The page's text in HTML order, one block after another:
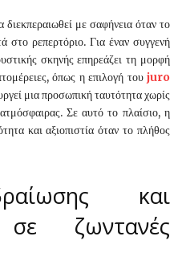
με σαφήνεια όταν το
στο ρεπερτόριο. Για έναν συγγενή
σκηνής επηρεάζει τη μορφή
όπως η επιλογή του juro
μια προσωπική ταυτότητα χωρίς
Σε αυτό το πλαίσιο, η
και αξιοπιστία όταν το πλήθος
και
σε ζωντανές